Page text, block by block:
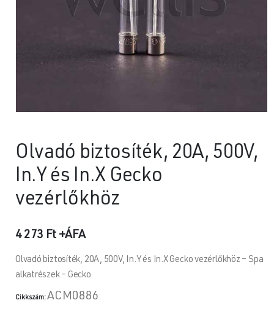
Olvadó biztosíték, 20A, 500V,
In.Y és In.X Gecko
vezérlőkhöz
4 273 Ft+ÁFA
Olvadó biztosíték, 20A, 500V, In.Y és In.X Gecko vezérlőkhöz – Spa
alkatrészek – Gecko
Cikkszám:ACM0886